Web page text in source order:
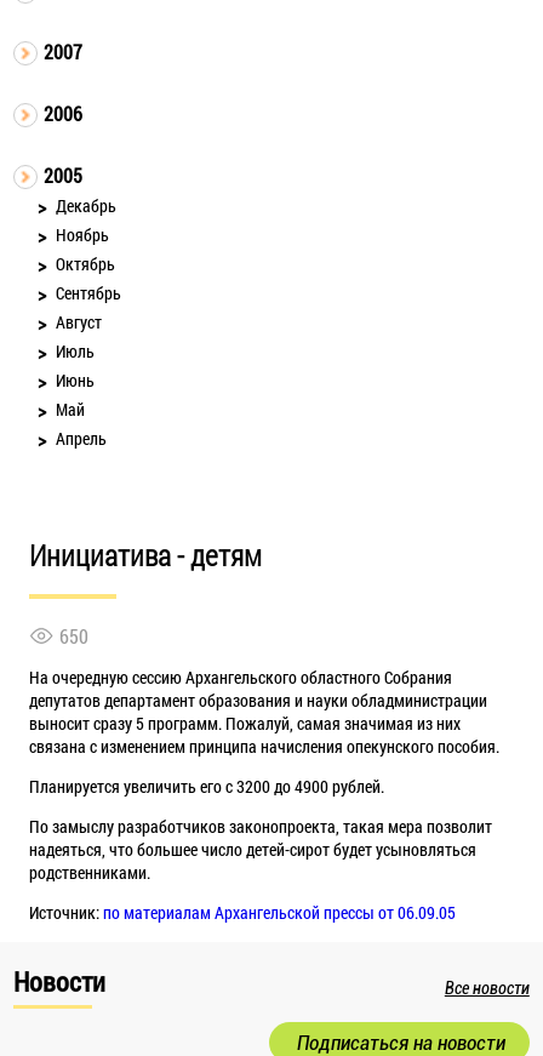
2007
2006
2005
Декабрь
Ноябрь
Октябрь
Сентябрь
Август
Июль
Июнь
Май
Апрель
Инициатива - детям
650
На очередную сессию Архангельского областного Собрания
депутатов департамент образования и науки обладминистрации
выносит сразу 5 программ. Пожалуй, самая значимая из них
связана с изменением принципа начисления опекунского пособия.
Планируется увеличить его с 3200 до 4900 рублей.
По замыслу разработчиков законопроекта, такая мера позволит
надеяться, что большее число детей-сирот будет усыновляться
родственниками.
Источник:по материалам Архангельской прессы от 06.09.05
Новости Все новости
Подписаться на новости